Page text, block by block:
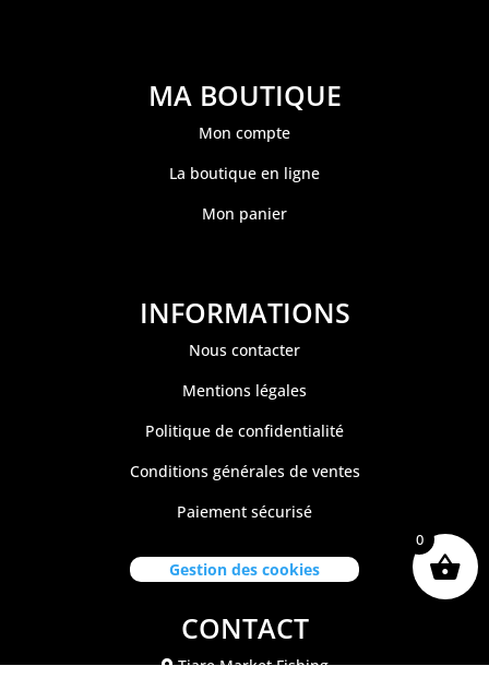
MA BOUTIQUE
Mon compte
La boutique en ligne
Mon panier
INFORMATIONS
Nous contacter
Mentions légales
Politique de confidentialité
Conditions générales de ventes
Paiement sécurisé
Gestion des cookies
CONTACT
Tiare Market Fishing
0